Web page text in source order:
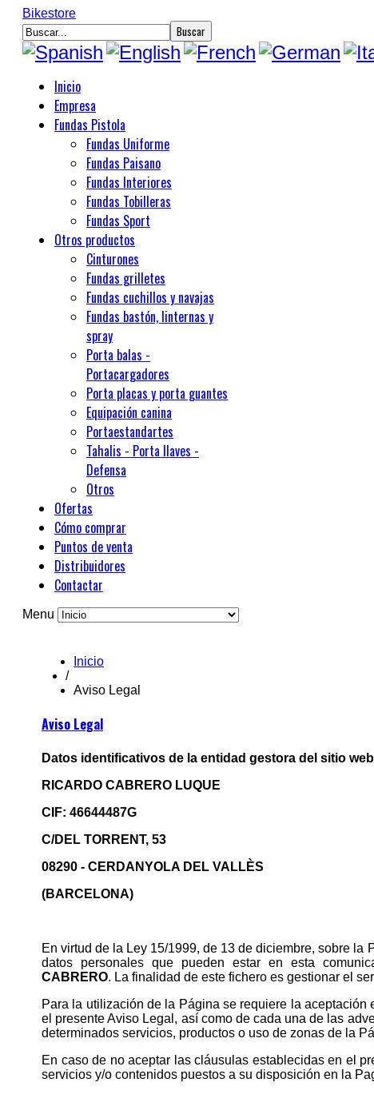
Bikestore
Inicio
Empresa
Fundas Pistola
Fundas Uniforme
Fundas Paisano
Fundas Interiores
Fundas Tobilleras
Fundas Sport
Otros productos
Cinturones
Fundas grilletes
Fundas cuchillos y navajas
Fundas bastón, linternas y
spray
Porta balas -
Portacargadores
Porta placas y porta guantes
Equipación canina
Portaestandartes
Tahalis - Porta llaves -
Defensa
Otros
Ofertas
Cómo comprar
Puntos de venta
Distribuidores
Contactar
Menu
Inicio
/
Aviso Legal
Aviso Legal
Datos identificativos de la entidad gestora del sitio
RICARDO CABRERO LUQUE
CIF: 46644487G
C/DEL TORRENT, 53
08290 - CERDANYOLA DEL VALLÈS
(BARCELONA)
En virtud de la Ley 15/1999, de 13 de diciembre, sobre
datos personales que pueden estar en esta
CABRERO. La finalidad de este fichero es gestionar el
Para la utilización de la Página se requiere la
el presente Aviso Legal, así como de cada una de las
determinados servicios, productos o uso de zonas de la
En caso de no aceptar las cláusulas establecidas en el
servicios y/o contenidos puestos a su disposición en la